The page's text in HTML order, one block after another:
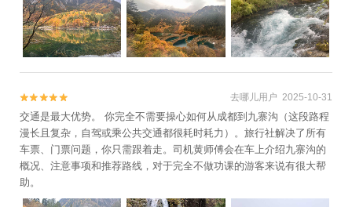

 去哪儿用户 2025-10-31
交通是最大优势。 你完全不需要操心如何从成都到九寨沟（这段路程
漫长且复杂，自驾或乘公共交通都很耗时耗力）。旅行社解决了所有
车票、门票问题，你只需跟着走。司机黄师傅会在车上介绍九寨沟的
概况、注意事项和推荐路线，对于完全不做功课的游客来说有很大帮
助。